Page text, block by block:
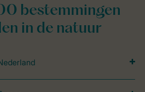
bestemmingen
in de natuur